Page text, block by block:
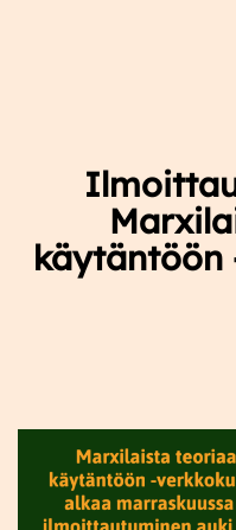
käytäntöön